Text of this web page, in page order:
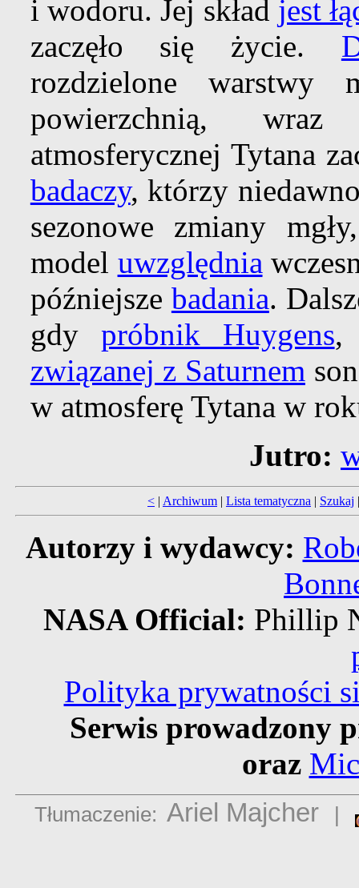
i wodoru. Jej skład jest
zaczęło się życie.
rozdzielone warstwy
powierzchnią,
atmosferycznej Tytana
badaczy, którzy
sezonowe zmiany
model uwzględnia
późniejsze badania.
gdy próbnik Huygens,
związanej z Saturnem
w atmosferę Tytana w
Jutro:
< | Archiwum | Lista tematyczna | Szukaj
Autorzy i wydawcy:
NASA Official: Phillip
Polityka prywatności
Serwis prowadzony
oraz
Tłumaczenie: Ariel Majcher |